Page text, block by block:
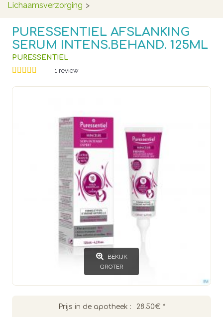
Lichaamsverzorging >
PURESSENTIEL AFSLANKING
SERUM INTENS.BEHAND. 125ML
PURESSENTIEL
1 review
BEKIJK
GROTER
Prijs in de apotheek : 28.50€ *